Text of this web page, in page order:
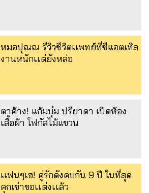
หมอปุณณ รีวิวชีวิตเเพทย์ที่ซีแอตเทิล
งานหนักเเต่ยังหล่อ
ตาค้าง! แก้มบุ๋ม ปรียาดา เปิดห้อง
เสื้อผ้า โฟกัสไม้แขวน
เเฟนๆเฮ! คู่รักดังคบกัน 9 ปี ในที่สุด
คุกเข่าขอเเต่งเเล้ว